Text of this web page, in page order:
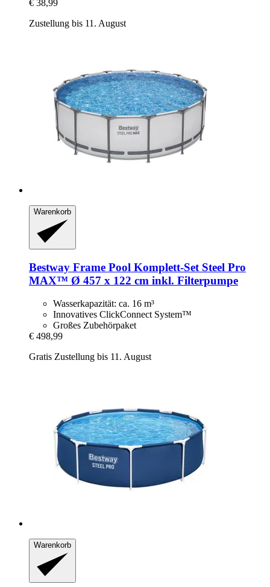
€ 38,99
Zustellung bis 11. August
Warenkorb
Bestway Frame Pool Komplett-​Set Steel Pro
MAX™ Ø 457 x 122 cm inkl. Filterpumpe
Wasserkapazität: ca. 16 m³
Innovatives ClickConnect System™
Großes Zubehörpaket
€ 498,99
Gratis Zustellung bis 11. August
Warenkorb